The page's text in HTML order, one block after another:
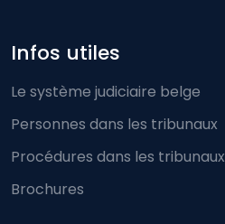
Infos utiles
Le système judiciaire belge
Personnes dans les tribunaux
Procédures dans les tribunaux
Brochures